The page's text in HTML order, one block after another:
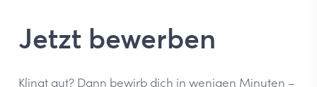
Jetzt bewerben
Klingt gut? Dann bewirb dich in wenigen Minuten –